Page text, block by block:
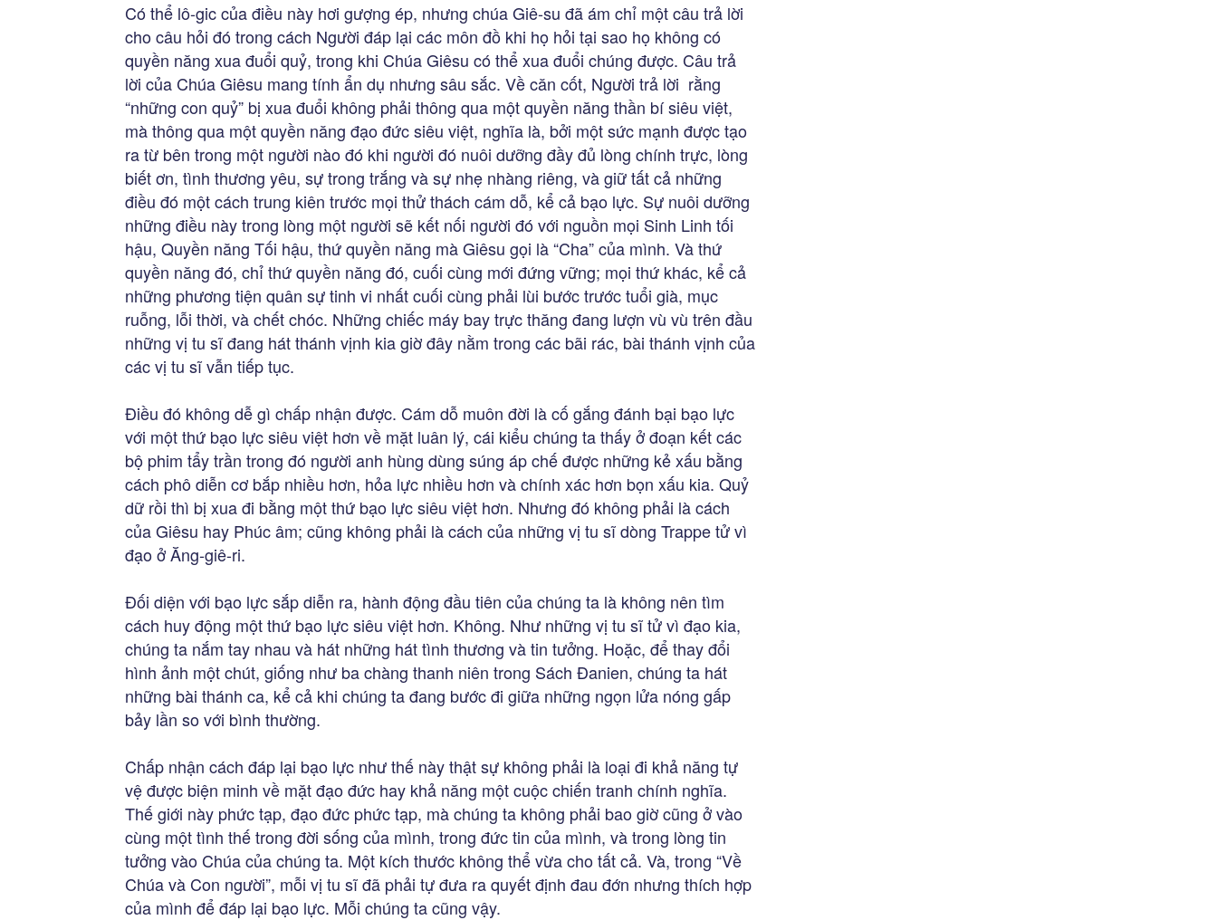
Có thể lô-gic của điều này hơi gượng ép, nhưng chúa Giê-su đã ám chỉ một câu trả lời
cho câu hỏi đó trong cách Người đáp lại các môn đồ khi họ hỏi tại sao họ không có
quyền năng xua đuổi quỷ, trong khi Chúa Giêsu có thể xua đuổi chúng được. Câu trả
lời của Chúa Giêsu mang tính ẩn dụ nhưng sâu sắc. Về căn cốt, Người trả lời rằng
“những con quỷ” bị xua đuổi không phải thông qua một quyền năng thần bí siêu việt,
mà thông qua một quyền năng đạo đức siêu việt, nghĩa là, bởi một sức mạnh được tạo
ra từ bên trong một người nào đó khi người đó nuôi dưỡng đầy đủ lòng chính trực, lòng
biết ơn, tình thương yêu, sự trong trắng và sự nhẹ nhàng riêng, và giữ tất cả những
điều đó một cách trung kiên trước mọi thử thách cám dỗ, kể cả bạo lực. Sự nuôi dưỡng
những điều này trong lòng một người sẽ kết nối người đó với nguồn mọi Sinh Linh tối
hậu, Quyền năng Tối hậu, thứ quyền năng mà Giêsu gọi là “Cha” của mình. Và thứ
quyền năng đó, chỉ thứ quyền năng đó, cuối cùng mới đứng vững; mọi thứ khác, kể cả
những phương tiện quân sự tinh vi nhất cuối cùng phải lùi bước trước tuổi già, mục
ruỗng, lỗi thời, và chết chóc. Những chiếc máy bay trực thăng đang lượn vù vù trên đầu
những vị tu sĩ đang hát thánh vịnh kia giờ đây nằm trong các bãi rác, bài thánh vịnh của
các vị tu sĩ vẫn tiếp tục.
Điều đó không dễ gì chấp nhận được. Cám dỗ muôn đời là cố gắng đánh bại bạo lực
với một thứ bạo lực siêu việt hơn về mặt luân lý, cái kiểu chúng ta thấy ở đoạn kết các
bộ phim tẩy trần trong đó người anh hùng dùng súng áp chế được những kẻ xấu bằng
cách phô diễn cơ bắp nhiều hơn, hỏa lực nhiều hơn và chính xác hơn bọn xấu kia. Quỷ
dữ rồi thì bị xua đi bằng một thứ bạo lực siêu việt hơn. Nhưng đó không phải là cách
của Giêsu hay Phúc âm; cũng không phải là cách của những vị tu sĩ dòng Trappe tử vì
đạo ở Ăng-giê-ri.
Đối diện với bạo lực sắp diễn ra, hành động đầu tiên của chúng ta là không nên tìm
cách huy động một thứ bạo lực siêu việt hơn. Không. Như những vị tu sĩ tử vì đạo kia,
chúng ta nắm tay nhau và hát những hát tình thương và tin tưởng. Hoặc, để thay đổi
hình ảnh một chút, giống như ba chàng thanh niên trong Sách Đanien, chúng ta hát
những bài thánh ca, kể cả khi chúng ta đang bước đi giữa những ngọn lửa nóng gấp
bảy lần so với bình thường.
Chấp nhận cách đáp lại bạo lực như thế này thật sự không phải là loại đi khả năng tự
vệ được biện minh về mặt đạo đức hay khả năng một cuộc chiến tranh chính nghĩa.
Thế giới này phức tạp, đạo đức phức tạp, mà chúng ta không phải bao giờ cũng ở vào
cùng một tình thế trong đời sống của mình, trong đức tin của mình, và trong lòng tin
tưởng vào Chúa của chúng ta. Một kích thước không thể vừa cho tất cả. Và, trong “Về
Chúa và Con người”, mỗi vị tu sĩ đã phải tự đưa ra quyết định đau đớn nhưng thích hợp
của mình để đáp lại bạo lực. Mỗi chúng ta cũng vậy.